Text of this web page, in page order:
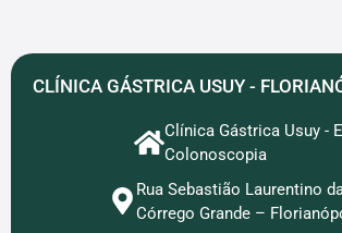
CLÍNICA GÁSTRICA USUY -
Clínica Gástrica Usuy -
Colonoscopia
Rua Sebastião Laurentino
Córrego Grande –